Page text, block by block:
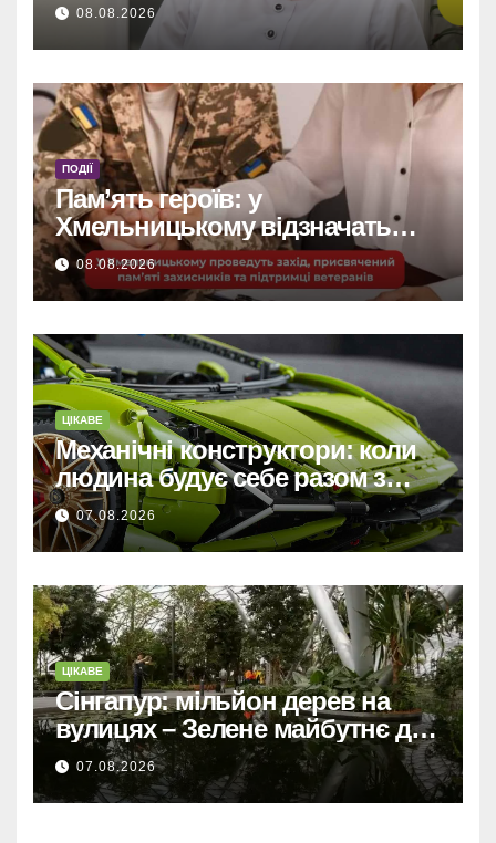
08.08.2026
ПОДІЇ
Пам’ять героїв: у
Хмельницькому відзначать
захисників та підтримають
ветеранів.
08.08.2026
ЦІКАВЕ
Механічні конструктори: коли
людина будує себе разом з
машиною
07.08.2026
ЦІКАВЕ
Сінгапур: мільйон дерев на
вулицях – Зелене майбутнє для
міста-держави.
07.08.2026